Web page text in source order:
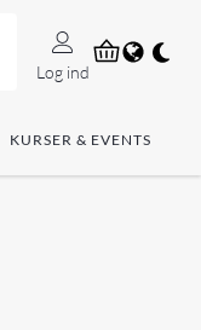
Log ind
KURSER & EVENTS